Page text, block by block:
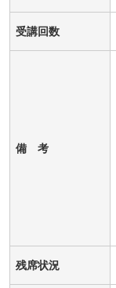
受講回数
備 考
残席状況